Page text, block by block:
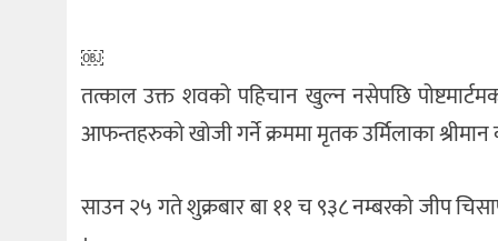
￼
तत्काल उक्त शवको पहिचान खुल्न नसेपछि
आफन्तहरुको खोजी गर्ने क्रममा मृतक उर्मिलाका
साउन २५ गते शुक्रबार बा ११ च ९३८ नम्बरको जीप